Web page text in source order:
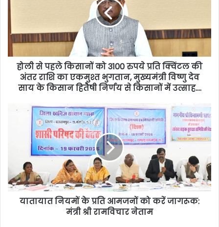
होली से पहले किसानों को 3100 रुपये प्रति क्विंटल की
अंतर राशि का एकमुश्त भुगतान, मुख्यमंत्री विष्णु देव
साय के किसान हितैषी निर्णय से किसानों में उत्साह….
यातायात नियमों के प्रति आमजनों को करें जागरूक:
मंत्री श्री रामविचार नेताम